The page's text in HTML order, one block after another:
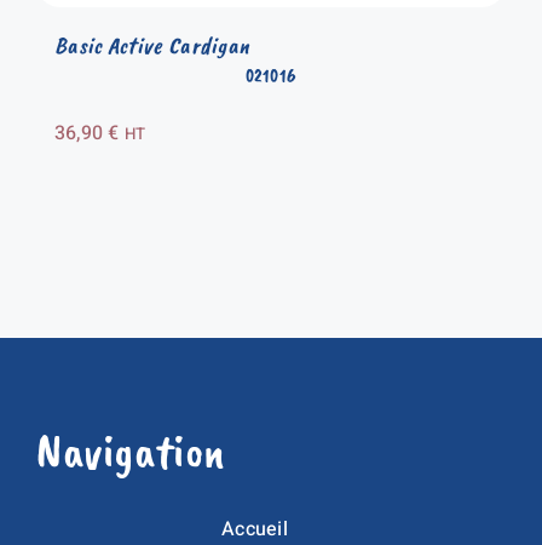
021016
Basic Active Cardigan
36,90€ HT
Navigation
Accueil